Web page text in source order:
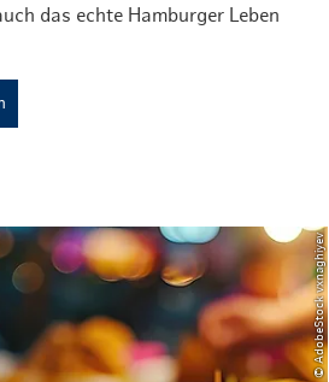
das echte Hamburger Leben
© AdobeStock vxnaghiyev